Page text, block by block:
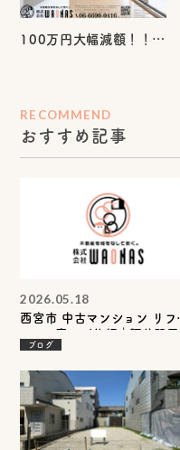
100万円大幅減額！！
RECOMMEND
おすすめ記事
西宮市 中古マンション リフ
不動産売却・リフォームは
2026.05.18
ブログ